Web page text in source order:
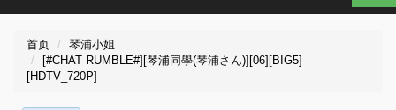
首页
琴浦小姐
[#CHAT RUMBLE#][琴浦同學(琴浦さん)][06][BIG5]
[HDTV_720P]